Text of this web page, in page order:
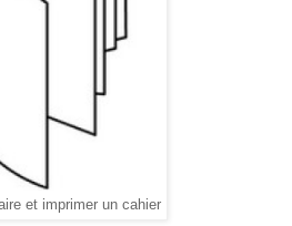
et imprimer un cahier